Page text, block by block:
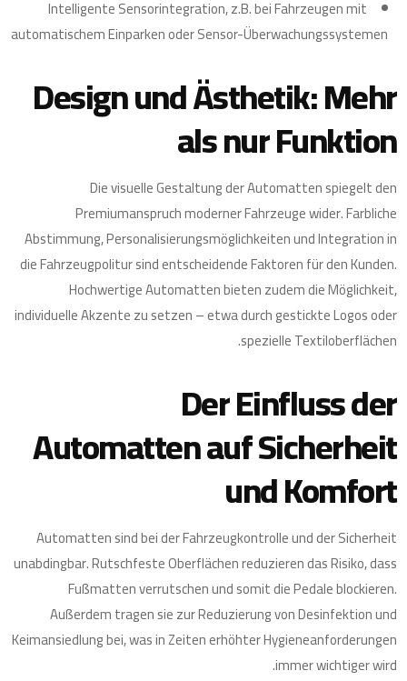
Intelligente Sensorintegration, z.B. bei Fahrzeugen mit
automatischem Einparken oder Sensor-Überwachungssystemen
Design und Ästhetik: Mehr
als nur Funktion
Die visuelle Gestaltung der Automatten spiegelt den
Premiumanspruch moderner Fahrzeuge wider. Farbliche
Abstimmung, Personalisierungsmöglichkeiten und Integration in
die Fahrzeugpolitur sind entscheidende Faktoren für den Kunden.
Hochwertige Automatten bieten zudem die Möglichkeit,
individuelle Akzente zu setzen – etwa durch gestickte Logos oder
spezielle Textiloberflächen.
Der Einfluss der
Automatten auf Sicherheit
und Komfort
Automatten sind bei der Fahrzeugkontrolle und der Sicherheit
unabdingbar. Rutschfeste Oberflächen reduzieren das Risiko, dass
Fußmatten verrutschen und somit die Pedale blockieren.
Außerdem tragen sie zur Reduzierung von Desinfektion und
Keimansiedlung bei, was in Zeiten erhöhter Hygieneanforderungen
immer wichtiger wird.